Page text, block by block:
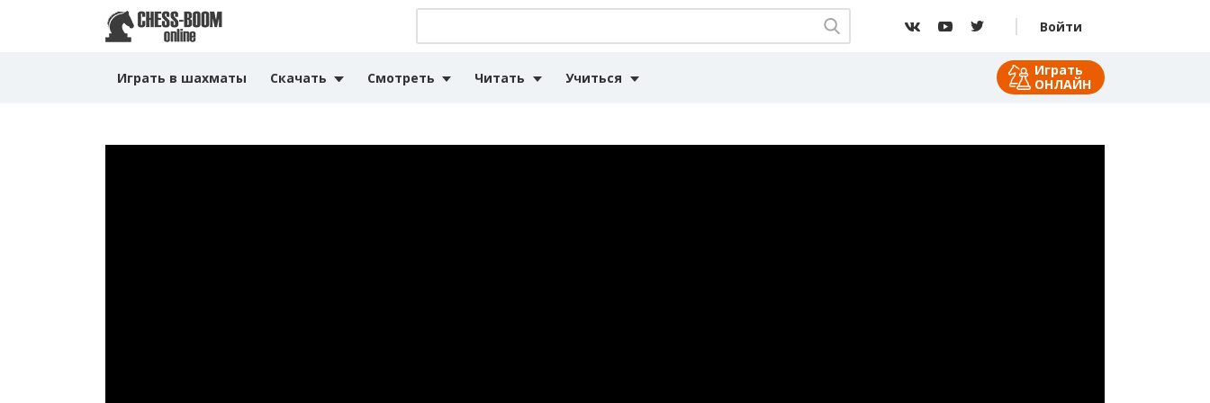
Войти
Играть в шахматы Скачать Смотреть Читать Учиться
Играть
ОНЛАЙН